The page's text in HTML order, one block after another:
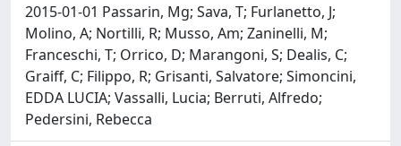
2015-01-01 Passarin, Mg; Sava, T; Furlanetto, J;
Molino, A; Nortilli, R; Musso, Am; Zaninelli, M;
Franceschi, T; Orrico, D; Marangoni, S; Dealis, C;
Graiff, C; Filippo, R; Grisanti, Salvatore; Simoncini,
EDDA LUCIA; Vassalli, Lucia; Berruti, Alfredo;
Pedersini, Rebecca